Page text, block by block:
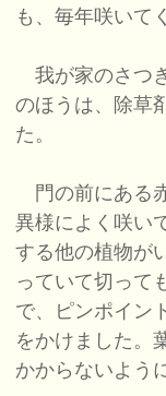
も、毎年咲いて
我が家のさつ
のほうは、除草
た。
門の前にある
異様によく咲い
する他の植物が
っていて切って
で、ピンポイン
をかけました。
かからないよう